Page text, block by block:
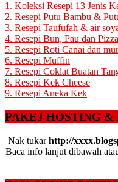
1. Koleksi Resepi 13 Jenis
2. Resepi Putu Bambu &
3. Resepi Taufufah & air
4. Resepi Bun, Pau dan Pizza
5. Resepi Roti Canai dan
6. Resepi Muffin
7. Resepi Coklat Buatan
8. Resepi Kek Cheese
9. Resepi Aneka Kek
PAKEJ HOSTING
Nak tukarhttp://
Baca info lanjut dibawah